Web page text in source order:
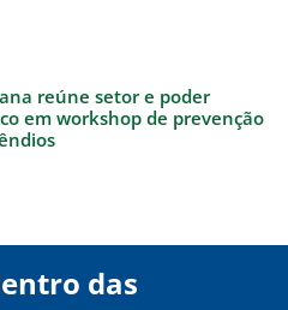
reúne setor e poder
em workshop de prevenção
das